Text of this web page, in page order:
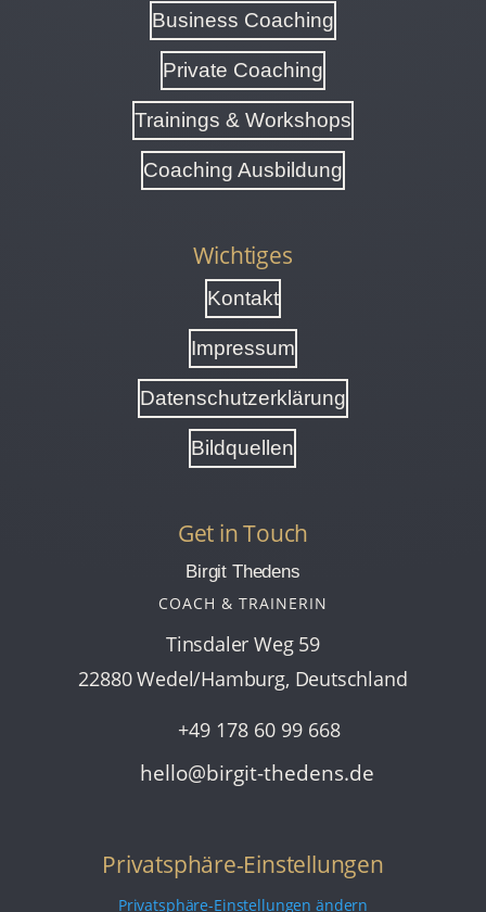
Business Coaching
Private Coaching
Trainings & Workshops
Coaching Ausbildung
Wichtiges
Kontakt
Impressum
Datenschutzerklärung
Bildquellen
Get in Touch
Birgit Thedens
COACH & TRAINERIN
Tinsdaler Weg 59
22880 Wedel/Hamburg, Deutschland
+49 178 60 99 668
hello@birgit-thedens.de
Privatsphäre-Einstellungen
Privatsphäre-Einstellungen ändern